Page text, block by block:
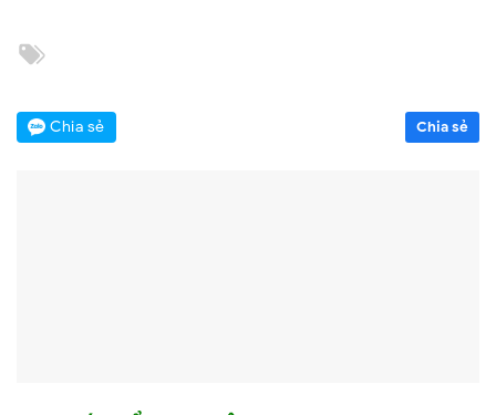
Chia sẻ Chia sẻ